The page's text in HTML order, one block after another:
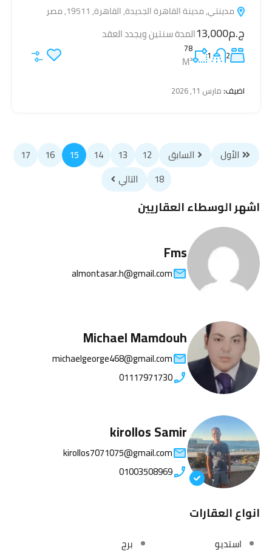
مدينتي, مدينة القاهرة الجديدة, القاهرة, 19511, مصر
ج.م13,000 المدة سنتين ويجدد العقد
2
1
78
M²
اضيف:مارس 11, 2026
الأول السابق 12
13
14
15
16
17
18
التالي
اشهر الوسطاء العقاريين
Fms
almontasar.h@gmail.com
Michael Mamdouh
michaelgeorge468@gmail.com
01117971730
kirollos Samir
kirollos7071075@gmail.com
01003508969
انواع العقارات
استديو
برج